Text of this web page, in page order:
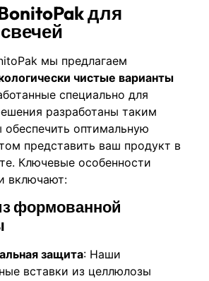
для
мы предлагаем
чистые варианты
специально для
разработаны таким
оптимальную
представить ваш продукт в
Ключевые особенности
включают:
формованной
защита: Наши
вставки из целлюлозы